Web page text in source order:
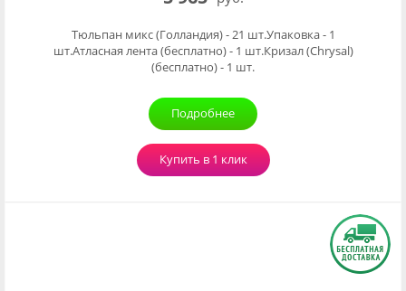
Тюльпан микс (Голландия) - 21 шт.Упаковка - 1
шт.Атласная лента (бесплатно) - 1 шт.Кризал (Chrysal)
(бесплатно) - 1 шт.
Подробнее
Купить в 1 клик